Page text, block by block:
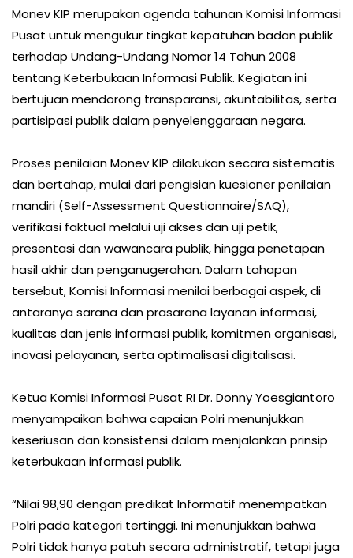
Monev KIP merupakan agenda tahunan Komisi Informasi
Pusat untuk mengukur tingkat kepatuhan badan publik
terhadap Undang-Undang Nomor 14 Tahun 2008
tentang Keterbukaan Informasi Publik. Kegiatan ini
bertujuan mendorong transparansi, akuntabilitas, serta
partisipasi publik dalam penyelenggaraan negara.
Proses penilaian Monev KIP dilakukan secara sistematis
dan bertahap, mulai dari pengisian kuesioner penilaian
mandiri (Self-Assessment Questionnaire/SAQ),
verifikasi faktual melalui uji akses dan uji petik,
presentasi dan wawancara publik, hingga penetapan
hasil akhir dan penganugerahan. Dalam tahapan
tersebut, Komisi Informasi menilai berbagai aspek, di
antaranya sarana dan prasarana layanan informasi,
kualitas dan jenis informasi publik, komitmen organisasi,
inovasi pelayanan, serta optimalisasi digitalisasi.
Ketua Komisi Informasi Pusat RI Dr. Donny Yoesgiantoro
menyampaikan bahwa capaian Polri menunjukkan
keseriusan dan konsistensi dalam menjalankan prinsip
keterbukaan informasi publik.
“Nilai 98,90 dengan predikat Informatif menempatkan
Polri pada kategori tertinggi. Ini menunjukkan bahwa
Polri tidak hanya patuh secara administratif, tetapi juga